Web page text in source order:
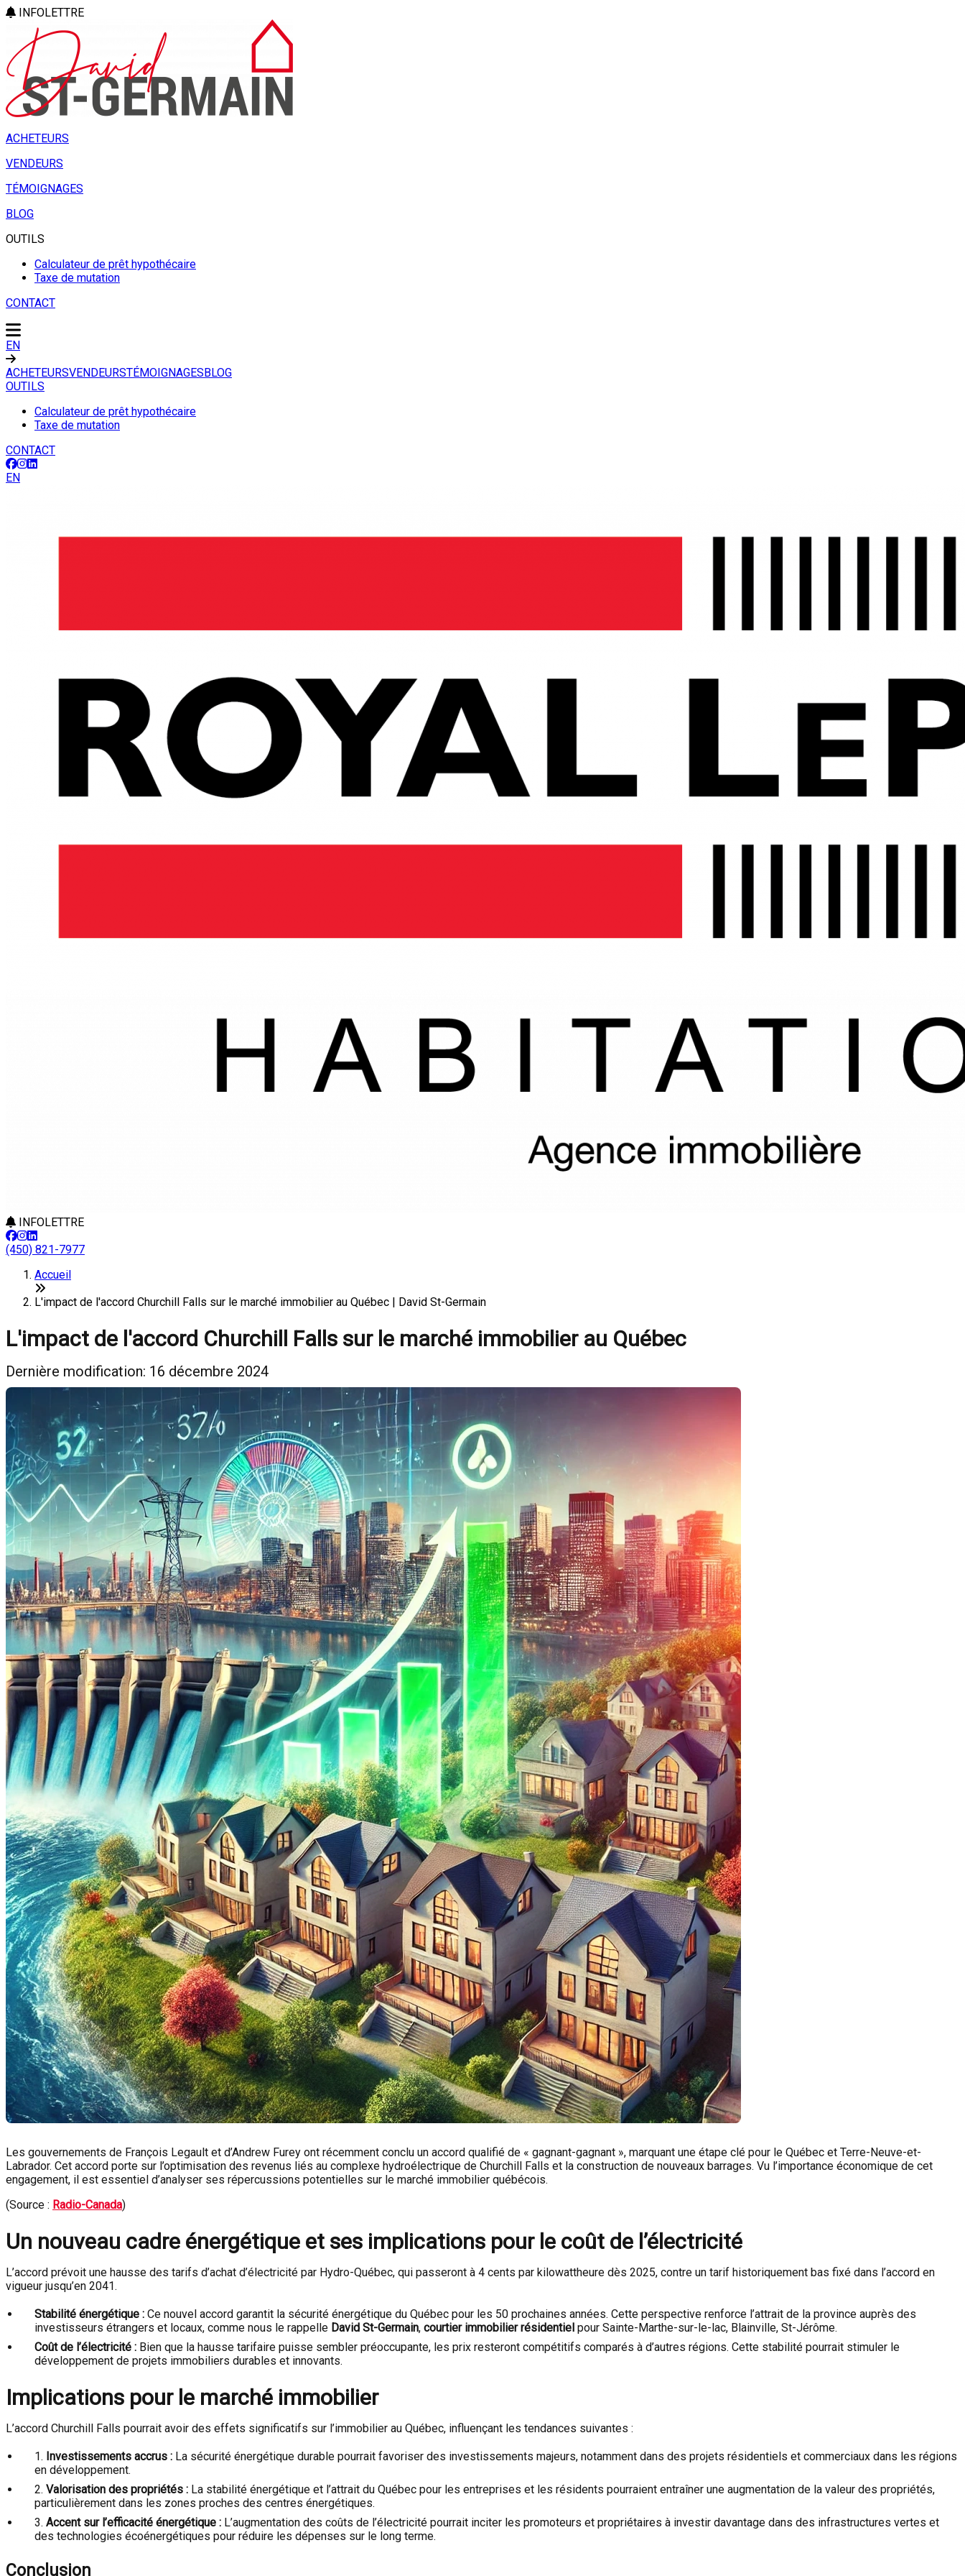
INFOLETTRE
ACHETEURS
VENDEURS
TÉMOIGNAGES
BLOG
OUTILS
Calculateur de prêt hypothécaire
Taxe de mutation
CONTACT
EN
ACHETEURSVENDEURSTÉMOIGNAGESBLOG
OUTILS
Calculateur de prêt hypothécaire
Taxe de mutation
CONTACT
EN
INFOLETTRE
(450) 821-7977
Accueil
L'impact de l'accord Churchill Falls sur le marché immobilier au Québec | David St-Germain
L'impact de l'accord Churchill Falls sur le marché immobilier au Québec
Dernière modification: 16 décembre 2024
Les gouvernements de François Legault et d’Andrew Furey ont récemment conclu un accord qualifié de « gagnant-gagnant », marquant une étape clé pour le Québec et Terre-Neuve-et-
Labrador. Cet accord porte sur l’optimisation des revenus liés au complexe hydroélectrique de Churchill Falls et la construction de nouveaux barrages. Vu l’importance économique de cet
engagement, il est essentiel d’analyser ses répercussions potentielles sur le marché immobilier québécois.
(Source : Radio-Canada)
Un nouveau cadre énergétique et ses implications pour le coût de l’électricité
L’accord prévoit une hausse des tarifs d’achat d’électricité par Hydro-Québec, qui passeront à 4 cents par kilowattheure dès 2025, contre un tarif historiquement bas fixé dans l’accord en
vigueur jusqu’en 2041.
Stabilité énergétique : Ce nouvel accord garantit la sécurité énergétique du Québec pour les 50 prochaines années. Cette perspective renforce l’attrait de la province auprès des
investisseurs étrangers et locaux, comme nous le rappelle David St-Germain, courtier immobilier résidentiel pour Sainte-Marthe-sur-le-lac, Blainville, St-Jérôme.
Coût de l’électricité : Bien que la hausse tarifaire puisse sembler préoccupante, les prix resteront compétitifs comparés à d’autres régions. Cette stabilité pourrait stimuler le
développement de projets immobiliers durables et innovants.
Implications pour le marché immobilier
L’accord Churchill Falls pourrait avoir des effets significatifs sur l’immobilier au Québec, influençant les tendances suivantes :
1. Investissements accrus : La sécurité énergétique durable pourrait favoriser des investissements majeurs, notamment dans des projets résidentiels et commerciaux dans les régions
en développement.
2. Valorisation des propriétés : La stabilité énergétique et l’attrait du Québec pour les entreprises et les résidents pourraient entraîner une augmentation de la valeur des propriétés,
particulièrement dans les zones proches des centres énergétiques.
3. Accent sur l’efficacité énergétique : L’augmentation des coûts de l’électricité pourrait inciter les promoteurs et propriétaires à investir davantage dans des infrastructures vertes et
des technologies écoénergétiques pour réduire les dépenses sur le long terme.
Conclusion